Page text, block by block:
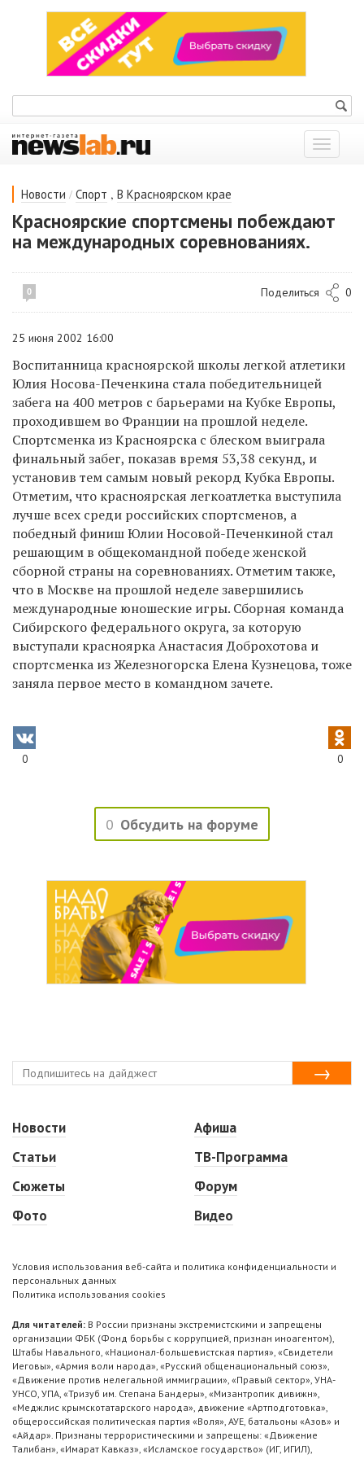
Показать
меню
Новости / Спорт , В Красноярском крае
Красноярские спортсмены побеждают
на международных соревнованиях.
0 Поделиться 0
25 июня 2002 16:00
Воспитанница красноярской школы легкой атлетики
Юлия Носова-Печенкина стала победительницей
забега на 400 метров с барьерами на Кубке Европы,
проходившем во Франции на прошлой неделе.
Спортсменка из Красноярска с блеском выиграла
финальный забег, показав время 53,38 секунд, и
установив тем самым новый рекорд Кубка Европы.
Отметим, что красноярская легкоатлетка выступила
лучше всех среди российских спортсменов, а
победный финиш Юлии Носовой-Печенкиной стал
решающим в общекомандной победе женской
сборной страны на соревнованиях. Отметим также,
что в Москве на прошлой неделе завершились
международные юношеские игры. Сборная команда
Сибирского федерального округа, за которую
выступали красноярка Анастасия Доброхотова и
спортсменка из Железногорска Елена Кузнецова, тоже
заняла первое место в командном зачете.
0 0
0 Обсудить на форуме
Новости
Статьи
Сюжеты
Фото
Афиша
ТВ-Программа
Форум
Видео
Условия использования веб-сайта и политика конфиденциальности и
персональных данных
Политика использования cookies
Для читателей: В России признаны экстремистскими и запрещены
организации ФБК (Фонд борьбы с коррупцией, признан иноагентом),
Штабы Навального, «Национал-большевистская партия», «Свидетели
Иеговы», «Армия воли народа», «Русский общенациональный союз»,
«Движение против нелегальной иммиграции», «Правый сектор», УНА-
УНСО, УПА, «Тризуб им. Степана Бандеры», «Мизантропик дивижн»,
«Меджлис крымскотатарского народа», движение «Артподготовка»,
общероссийская политическая партия «Воля», АУЕ, батальоны «Азов» и
«Айдар». Признаны террористическими и запрещены: «Движение
Талибан», «Имарат Кавказ», «Исламское государство» (ИГ, ИГИЛ),